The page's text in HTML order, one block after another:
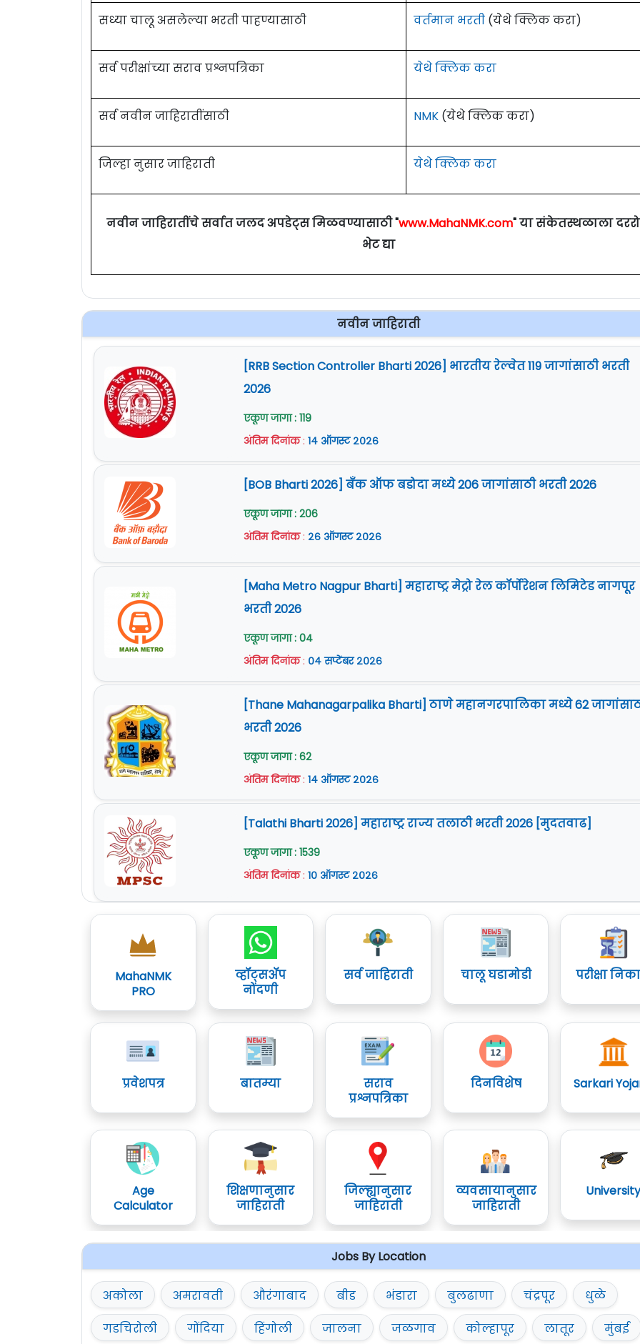
सध्या चालू असलेल्या भरती पाहण्यासाठी वर्तमान भरती (येथे क्लिक करा)
सर्व परीक्षांच्या सराव प्रश्नपत्रिका येथे क्लिक करा
सर्व नवीन जाहिरातींसाठी NMK (येथे क्लिक करा)
जिल्हा नुसार जाहिराती येथे क्लिक करा
नवीन जाहिरातींचे सर्वात जलद अपडेट्स मिळवण्यासाठी "www.MahaNMK.com" या संकेतस्थळाला
भेट द्या
नवीन जाहिराती
[RRB Section Controller Bharti 2026] भारतीय रेल्वेत 119 जागांसाठी भरती
2026
एकूण जागा : 119
अंतिम दिनांक: १४ ऑगस्ट २०२६
[BOB Bharti 2026] बँक ऑफ बडोदा मध्ये 206 जागांसाठी भरती 2026
एकूण जागा : 206
अंतिम दिनांक: २६ ऑगस्ट २०२६
[Maha Metro Nagpur Bharti] महाराष्ट्र मेट्रो रेल कॉर्पोरेशन लिमिटेड नागपूर
भरती 2026
एकूण जागा : 04
अंतिम दिनांक: ०४ सप्टेंबर २०२६
[Thane Mahanagarpalika Bharti] ठाणे महानगरपालिका मध्ये 62
भरती 2026
एकूण जागा : 62
अंतिम दिनांक: १४ ऑगस्ट २०२६
[Talathi Bharti 2026] महाराष्ट्र राज्य तलाठी भरती 2026 [मुदतवाढ]
एकूण जागा : 1539
अंतिम दिनांक: १० ऑगस्ट २०२६
MahaNMK
PRO
व्हॉट्सॲप
नोंदणी
सर्व जाहिराती चालू घडामोडी परीक्षा
प्रवेशपत्र बातम्या
सराव
प्रश्नपत्रिका
दिनविशेष Sarkari
Age
Calculator
शिक्षणानुसार
जाहिराती
जिल्ह्यानुसार
जाहिराती
व्यवसायानुसार
जाहिराती
Jobs By Location
अकोला अमरावती औरंगाबाद बीड भंडारा बुलढाणा चंद्रपूर
धुळे
गडचिरोली
गोंदिया हिंगोली जालना जळगाव कोल्हापूर लातूर मुंबई